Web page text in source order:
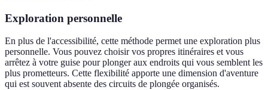
Exploration personnelle
En plus de l'accessibilité, cette méthode permet une exploration plus
personnelle. Vous pouvez choisir vos propres itinéraires et vous
arrêtez à votre guise pour plonger aux endroits qui vous semblent les
plus prometteurs. Cette flexibilité apporte une dimension d'aventure
qui est souvent absente des circuits de plongée organisés.